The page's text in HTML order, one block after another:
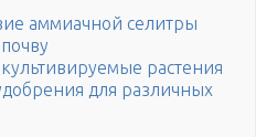
аммиачной селитры
растения
для различных